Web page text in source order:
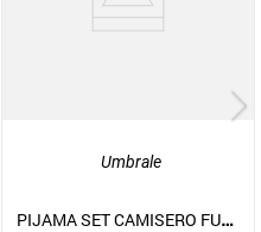
Umbrale
PIJAMA SET CAMISERO FULL ESTAMPADO